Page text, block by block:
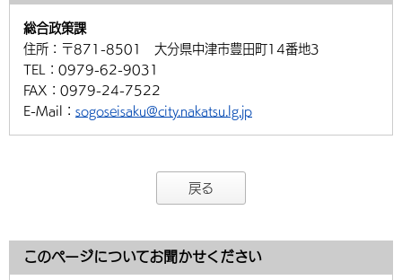
総合政策課
住所： 〒871-8501 大分県中津市豊田町14番地3
TEL： 0979-62-9031
FAX： 0979-24-7522
E-Mail： sogoseisaku@city.nakatsu.lg.jp
戻る
このページについてお聞かせください